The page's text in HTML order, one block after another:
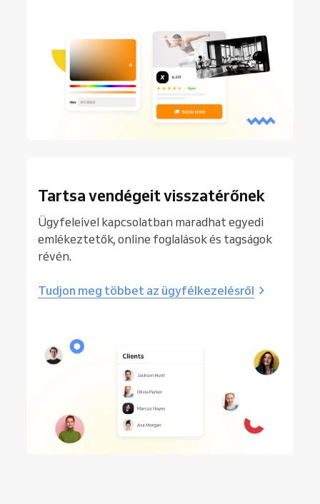
Tartsa vendégeit visszatérőnek
Ügyfeleivel kapcsolatban maradhat egyedi
emlékeztetők, online foglalások és tagságok
révén.
Tudjon meg többet az ügyfélkezelésről